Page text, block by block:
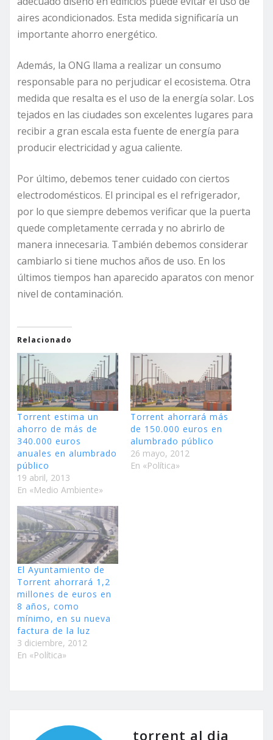
aires acondicionados. Esta medida significaría un
importante ahorro energético.
Además, la ONG llama a realizar un consumo
responsable para no perjudicar el ecosistema. Otra
medida que resalta es el uso de la energía solar. Los
tejados en las ciudades son excelentes lugares para
recibir a gran escala esta fuente de energía para
producir electricidad y agua caliente.
Por último, debemos tener cuidado con ciertos
electrodomésticos. El principal es el refrigerador,
por lo que siempre debemos verificar que la puerta
quede completamente cerrada y no abrirlo de
manera innecesaria. También debemos considerar
cambiarlo si tiene muchos años de uso. En los
últimos tiempos han aparecido aparatos con menor
nivel de contaminación.
Relacionado
Torrent estima un
ahorro de más de
340.000 euros
anuales en alumbrado
público
19 abril, 2013
En «Medio Ambiente»
Torrent ahorrará más
de 150.000 euros en
alumbrado público
26 mayo, 2012
En «Política»
El Ayuntamiento de
Torrent ahorrará 1,2
millones de euros en
8 años, como
mínimo, en su nueva
factura de la luz
3 diciembre, 2012
En «Política»
torrent al dia